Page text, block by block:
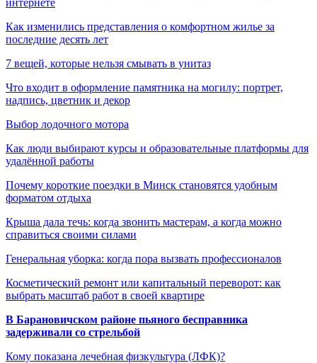
Как изменились представления о комфортном жилье за
последние десять лет
7 вещей, которые нельзя смывать в унитаз
Что входит в оформление памятника на могилу: портрет,
надпись, цветник и декор
Выбор лодочного мотора
Как люди выбирают курсы и образовательные платформы для
удалённой работы
Почему короткие поездки в Минск становятся удобным
форматом отдыха
Крыша дала течь: когда звонить мастерам, а когда можно
справиться своими силами
Генеральная уборка: когда пора вызвать профессионалов
Косметический ремонт или капитальный переворот: как
выбрать масштаб работ в своей квартире
В Барановичском районе пьяного бесправника
задерживали со стрельбой
Кому показана лечебная физкультура (ЛФК)?